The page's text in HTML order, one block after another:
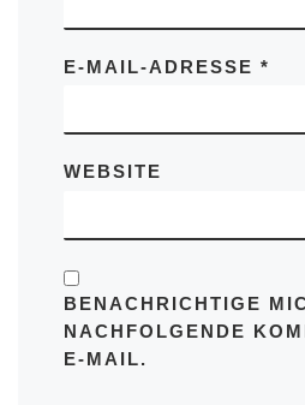
E-MAIL-ADRESSE *
WEBSITE
BENACHRICHTIGE
NACHFOLGENDE
E-MAIL.